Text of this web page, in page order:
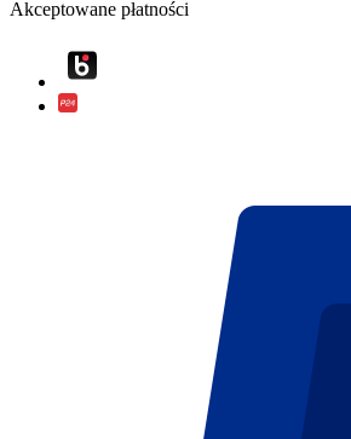
Akceptowane płatności